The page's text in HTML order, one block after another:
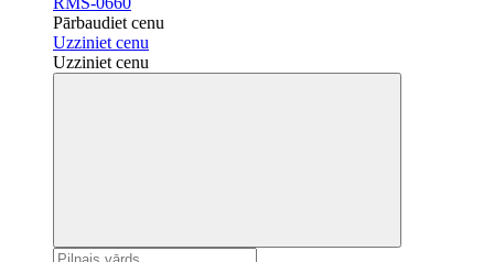
Pārbaudiet cenu
Uzziniet cenu
Uzziniet cenu